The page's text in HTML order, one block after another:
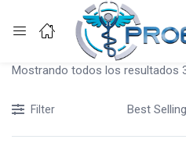
Mostrando todos los resultados
Filter Best Selling